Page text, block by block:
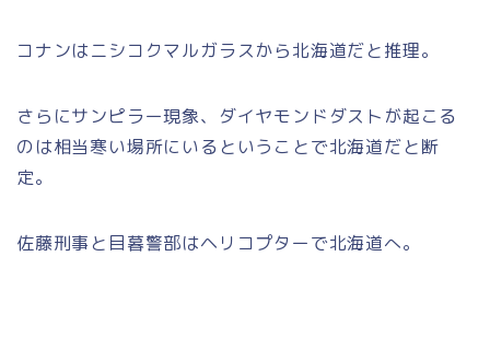
コナンはニシコクマルガラスから北海道だと推理。
さらにサンピラー現象、ダイヤモンドダストが起こる
のは相当寒い場所にいるということで北海道だと断
定。
佐藤刑事と目暮警部はヘリコプターで北海道へ。